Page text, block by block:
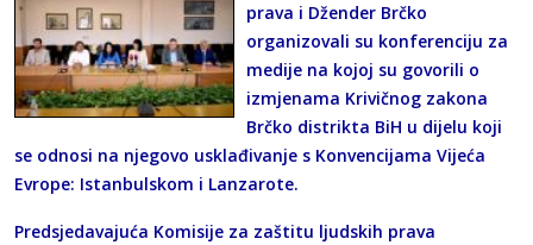
prava i Džender Brčko
organizovali su konferenciju za
medije na kojoj su govorili o
izmjenama Krivičnog zakona
Brčko distrikta BiH u dijelu koji
se odnosi na njegovo usklađivanje s Konvencijama Vijeća
Evrope: Istanbulskom i Lanzarote.
Predsjedavajuća Komisije za zaštitu ljudskih prava